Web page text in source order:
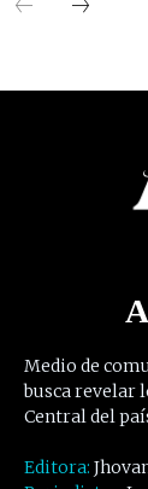
Medio de
busca revelar
Central del
Editora: